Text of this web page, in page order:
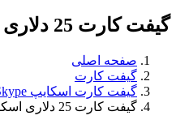
گیفت کارت 25 دلاری اسکایپ skype
صفحه اصلی
گیفت کارت
گیفت کارت اسکایپ Skype
گیفت کارت 25 دلاری اسکایپ skype